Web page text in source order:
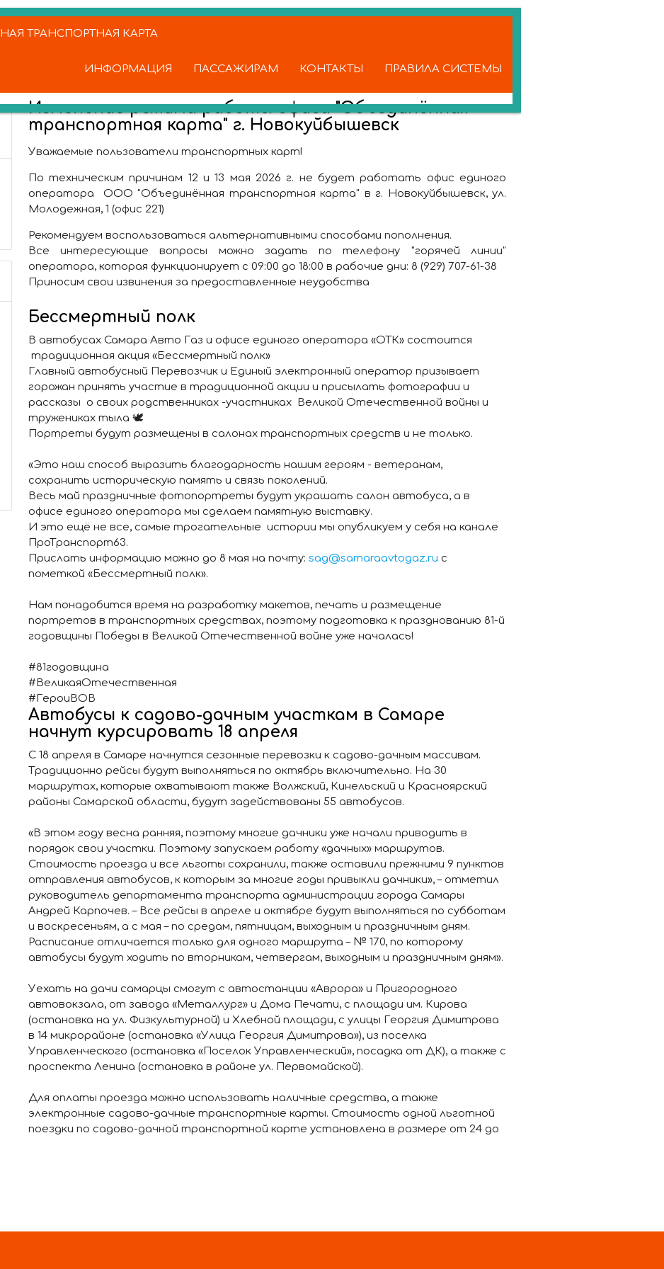
ТРАНСПОРТНАЯ КАРТА
ИНФОРМАЦИЯ ПАССАЖИРАМ КОНТАКТЫ
ПРАВИЛА СИСТЕМЫ
Изменение режима работы офиса "Объединённая
транспортная карта" г. Новокуйбышевск
Уважаемые пользователи транспортных карт!
По техническим причинам 12 и 13 мая 2026 г. не будет работать офис единого
оператора ООО "Объединённая транспортная карта" в г. Новокуйбышевск, ул.
Молодежная, 1 (офис 221)
Рекомендуем воспользоваться альтернативными способами пополнения.
Все интересующие вопросы можно задать по телефону "горячей линии"
оператора, которая функционирует с 09:00 до 18:00 в рабочие дни: 8 (929) 707-61-38
Приносим свои извинения за предоставленные неудобства
Бессмертный полк
В автобусах Самара Авто Газ и офисе единого оператора «ОТК» состоится
традиционная акция «Бессмертный полк»
Главный автобусный Перевозчик и Единый электронный оператор призывает
горожан принять участие в традиционной акции и присылать фотографии и
рассказы о своих родственниках -участниках Великой Отечественной войны и
тружениках тыла 🕊
Портреты будут размещены в салонах транспортных средств и не только.
«Это наш способ выразить благодарность нашим героям - ветеранам,
сохранить историческую память и связь поколений.
Весь май праздничные фотопортреты будут украшать салон автобуса, а в
офисе единого оператора мы сделаем памятную выставку.
И это ещё не все, самые трогательные истории мы опубликуем у себя на канале
ПроТранспорт63.
Прислать информацию можно до 8 мая на почту: sag@samaraavtogaz.ru с
пометкой «Бессмертный полк».
Нам понадобится время на разработку макетов, печать и размещение
портретов в транспортных средствах, поэтому подготовка к празднованию 81-й
годовщины Победы в Великой Отечественной войне уже началась!
#81годовщина
#ВеликаяОтечественная
#ГероиВОВ
Автобусы к садово-дачным участкам в Самаре
начнут курсировать 18 апреля
С 18 апреля в Самаре начнутся сезонные перевозки к садово-дачным массивам.
Традиционно рейсы будут выполняться по октябрь включительно. На 30
маршрутах, которые охватывают также Волжский, Кинельский и Красноярский
районы Самарской области, будут задействованы 55 автобусов.
«В этом году весна ранняя, поэтому многие дачники уже начали приводить в
порядок свои участки. Поэтому запускаем работу «дачных» маршрутов.
Стоимость проезда и все льготы сохранили, также оставили прежними 9 пунктов
отправления автобусов, к которым за многие годы привыкли дачники», – отметил
руководитель департамента транспорта администрации города Самары
Андрей Карпочев. – Все рейсы в апреле и октябре будут выполняться по субботам
и воскресеньям, а с мая – по средам, пятницам, выходным и праздничным дням.
Расписание отличается только для одного маршрута – № 170, по которому
автобусы будут ходить по вторникам, четвергам, выходным и праздничным дням».
Уехать на дачи самарцы смогут с автостанции «Аврора» и Пригородного
автовокзала, от завода «Металлург» и Дома Печати, с площади им. Кирова
(остановка на ул. Физкультурной) и Хлебной площади, с улицы Георгия Димитрова
в 14 микрорайоне (остановка «Улица Георгия Димитрова»), из поселка
Управленческого (остановка «Поселок Управленческий», посадка от ДК), а также с
проспекта Ленина (остановка в районе ул. Первомайской).
Для оплаты проезда можно использовать наличные средства, а также
электронные садово-дачные транспортные карты. Стоимость одной льготной
поездки по садово-дачной транспортной карте установлена в размере от 24 до